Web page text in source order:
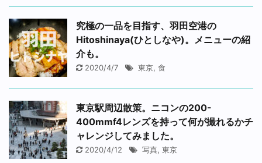
究極の一品を目指す、羽田空港の
Hitoshinaya(ひとしなや)。メニューの紹
介も。
2020/4/7 東京, 食
東京駅周辺散策。ニコンの200-
400mmf4レンズを持って何が撮れるかチ
ャレンジしてみました。
2020/4/12 写真, 東京